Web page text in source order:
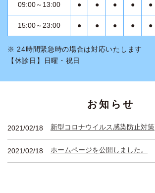
09:00～13:00 ● ● ● ● ●
15:00～23:00 ● ● ● ● ●
※ 24時間緊急時の場合は対応いたします
【休診日】日曜・祝日
お知らせ
2021/02/18 新型コロナウイルス感染防止対策
2021/02/18 ホームページを公開しました。